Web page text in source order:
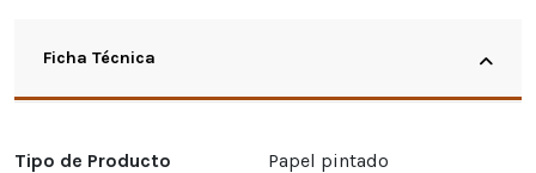
Ficha Técnica
Tipo de Producto
Papel pintado